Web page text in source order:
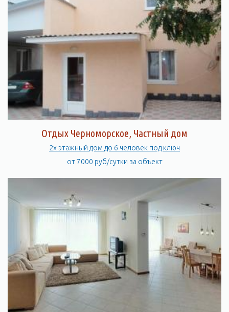
Отдых Черноморское, Частный дом
2х этажный дом до 6 человек под ключ
от 7000 руб/сутки за объект